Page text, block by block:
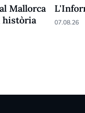
Mallorca
història
07.08.26